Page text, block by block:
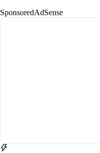
SponsoredAdSense